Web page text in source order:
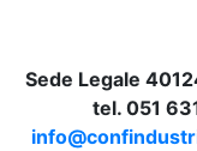
Sede Legale
tel. 051